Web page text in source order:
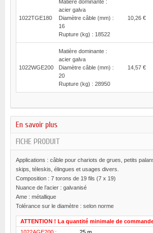
1022TGE180
Matière dominante :
acier galva
Diamètre câble (mm) :
16
Rupture (kg) : 18522
10,26 €
1022WGE200
Matière dominante :
acier galva
Diamètre câble (mm) :
20
Rupture (kg) : 28950
14,57 €
En savoir plus
FICHE PRODUIT
Applications : câble pour chariots de grues, petits
skips, téleskis, élingues et usages divers.
Composition : 7 torons de 19 fils (7 x 19)
Nuance de l’acier : galvanisé
Ame : métallique
Tolérance sur le diamètre : selon norme
ATTENTION ! La quantité minimale de